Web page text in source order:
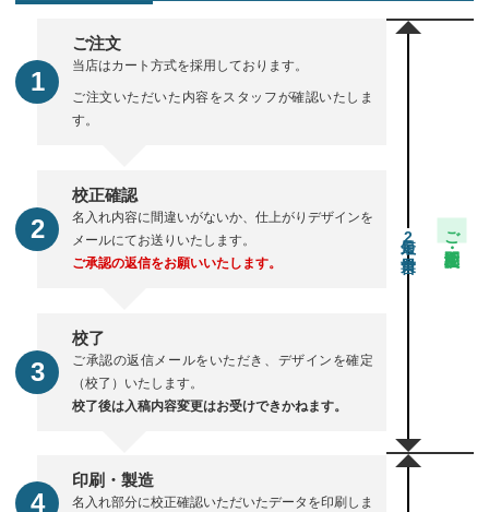
ご注文
当店はカート方式を採用しております。
ご注文いただいた内容をスタッフが確認いたしま
す。
校正確認
名入れ内容に間違いがないか、仕上がりデザインを
メールにてお送りいたします。
ご承認の返信をお願いいたします。
校了
ご承認の返信メールをいただき、デザインを確定
（校了）いたします。
校了後は入稿内容変更はお受けできかねます。
2 ご注文・校正期間
印刷・製造
名入れ部分に校正確認いただいたデータを印刷しま